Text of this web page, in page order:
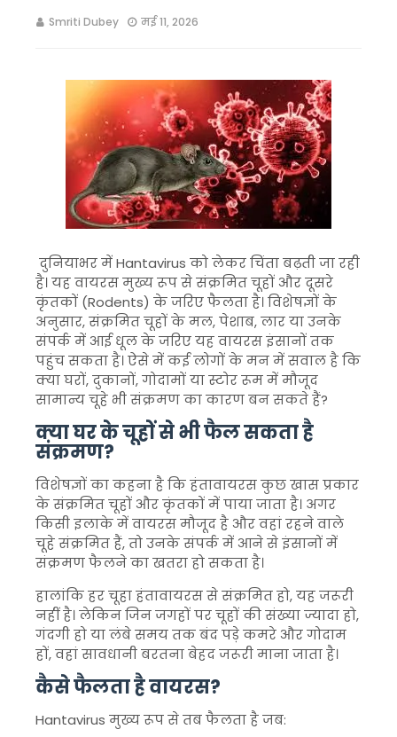
Smriti Dubey मई 11, 2026
दुनियाभर मेंHantavirus को लेकर चिंता बढ़ती जा रही
है। यह वायरस मुख्य रूप से संक्रमित चूहों और दूसरे
कृंतकों (Rodents) के जरिए फैलता है। विशेषज्ञों के
अनुसार, संक्रमित चूहों के मल, पेशाब, लार या उनके
संपर्क में आई धूल के जरिए यह वायरस इंसानों तक
पहुंच सकता है। ऐसे में कई लोगों के मन में सवाल है कि
क्या घरों, दुकानों, गोदामों या स्टोर रूम में मौजूद
सामान्य चूहे भी संक्रमण का कारण बन सकते हैं?
क्या घर के चूहों से भी फैल सकता है
संक्रमण?
विशेषज्ञों का कहना है कि हंतावायरस कुछ खास प्रकार
के संक्रमित चूहों और कृंतकों में पाया जाता है। अगर
किसी इलाके में वायरस मौजूद है और वहां रहने वाले
चूहे संक्रमित हैं, तो उनके संपर्क में आने से इंसानों में
संक्रमण फैलने का खतरा हो सकता है।
हालांकि हर चूहा हंतावायरस से संक्रमित हो, यह जरूरी
नहीं है। लेकिन जिन जगहों पर चूहों की संख्या ज्यादा हो,
गंदगी हो या लंबे समय तक बंद पड़े कमरे और गोदाम
हों, वहां सावधानी बरतना बेहद जरूरी माना जाता है।
कैसे फैलता है वायरस?
Hantavirus मुख्य रूप से तब फैलता है जब: